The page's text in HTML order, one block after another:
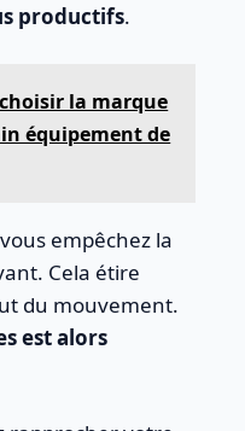
productifs.
la marque
équipement de
empêchez la
Cela étire
du mouvement.
est alors